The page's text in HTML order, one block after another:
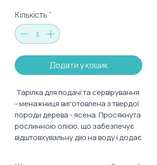
Кількість *
Додати у кошик
Тарілка для подачі та сервірування
- менажниця виготовлена з твердої
породи дерева - ясена. Просякнута
рослинною олією, що забезпечує
відштовхувальну дію на воду і додає